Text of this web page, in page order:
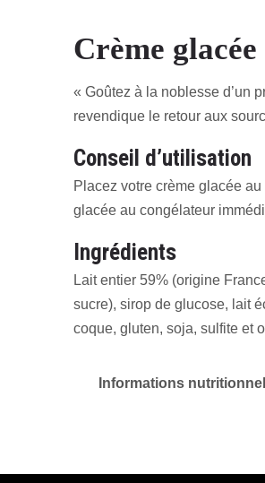
Crème
« Goûtez à la noblesse d’un
revendique le retour aux
Conseil d’utilisation
Placez votre crème glacée
glacée au congélateur
Ingrédients
Lait entier 59% (origine
sucre), sirop de glucose, lait
coque, gluten, soja, sulfite et
Informations